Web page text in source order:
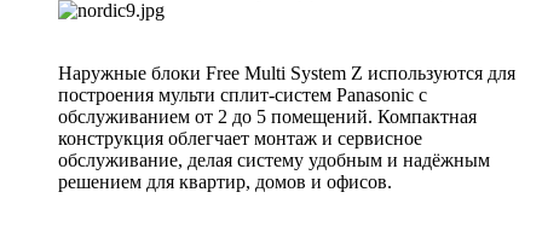
Наружные блоки Free Multi System Z используются для
построения мульти сплит-систем Panasonic с
обслуживанием от 2 до 5 помещений. Компактная
конструкция облегчает монтаж и сервисное
обслуживание, делая систему удобным и надёжным
решением для квартир, домов и офисов.